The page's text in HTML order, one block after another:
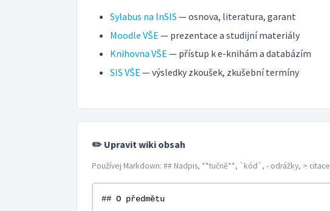
Sylabus na InSIS — osnova, literatura, garant
Moodle VŠE — prezentace a studijní materiály
Knihovna VŠE — přístup k e-knihám a databázím
SIS VŠE — výsledky zkoušek, zkušební termíny
✏️ Upravit wiki obsah
Používej Markdown: ## Nadpis, **tučně**, `kód`, - odrážky, > citace